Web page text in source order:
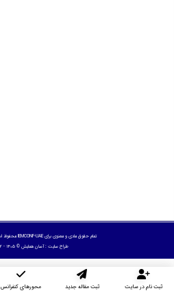
تمام حقوق مادی و معنوی برای IEMCONF-UAE محفوظ است. © ۱۴۰۵
طراح سایت :آسان همایش © ۱۴۰۵ - 1392 نسخه 9.11
ثبت نام در سایت ثبت مقاله جدید محورهای کنفرانس